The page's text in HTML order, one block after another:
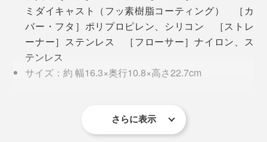
茶葉を使うときは、ステンレス製のストレーナーをセッ
ト。茶葉がちゃんと浸るよう、茶葉の上から水や牛乳を
下部の本体は、硬く絞った布で拭き取り。表面はサラサ
ラ質感で、指紋などの汚れが付きにくく、汚れがついて
もうひとつは「そば湯」。溶けにくい粉末ドリンクを作
るのにもいいと聞き、もしやと思って試したところ、こ
れが大正解。
（？！）そば湯ができあがり。めんつゆを垂らし、わさ
びを少々。そばの香りも口一杯に広がって、これが家で
ミダイキャスト（フッ素樹脂コーティング） ［カ
バー・フタ］ポリプロピレン、シリコン ［ストレ
ーナー］ステンレス ［フローサー］ナイロン、ス
テンレス
サイズ：約 幅16.3×奥行10.8×高さ22.7cm
電源：AC100V 50/60Hz
消費電力：600W
さらに表示